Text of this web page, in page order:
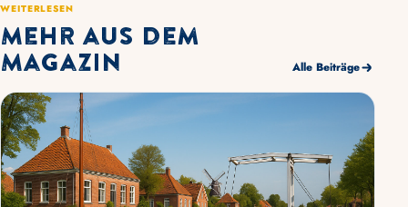
WEITERLESEN
Mehr aus dem
Magazin Alle Beiträge